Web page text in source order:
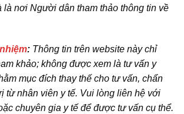
là nơi Người dân tham thảo thông tin về
: Thông tin trên website này chỉ
khảo; không được xem là tư vấn y
mục đích thay thế cho tư vấn, chẩn
từ nhân viên y tế. Vui lòng liên hệ với
chuyên gia y tế để được tư vấn cụ thể.